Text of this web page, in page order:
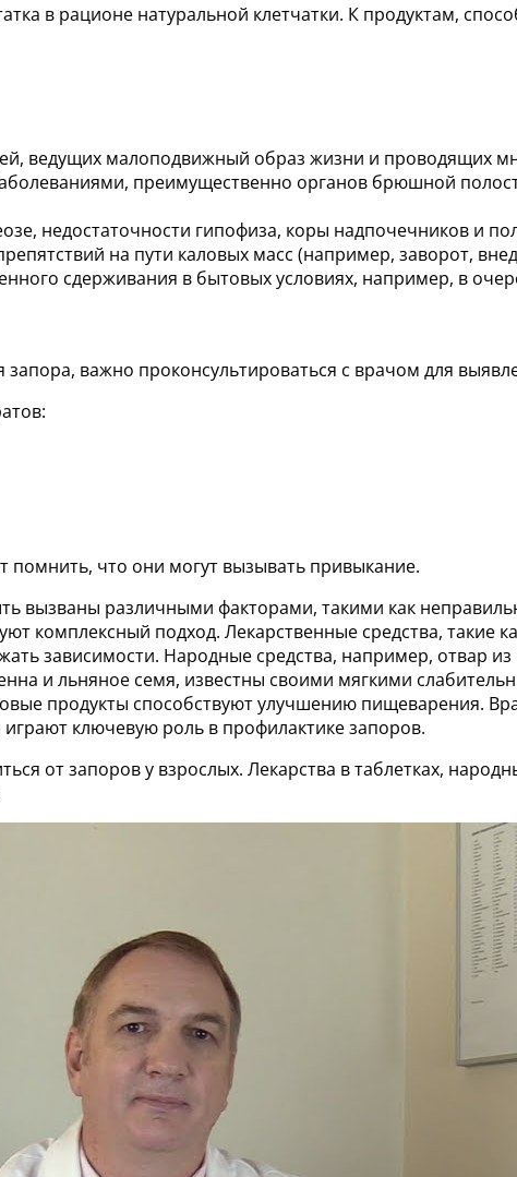
в рационе натуральной клетчатки. К продуктам,
ведущих малоподвижный образ жизни и проводящих
преимущественно органов брюшной
недостаточности гипофиза, коры надпочечников и
на пути каловых масс (например, заворот,
сдерживания в бытовых условиях, например, в
запора, важно проконсультироваться с врачом для
помнить, что они могут вызывать привыкание.
вызваны различными факторами, такими как
комплексный подход. Лекарственные средства, такие
зависимости. Народные средства, например, отвар
и льняное семя, известны своими мягкими
продукты способствуют улучшению пищеварения.
ключевую роль в профилактике запоров.